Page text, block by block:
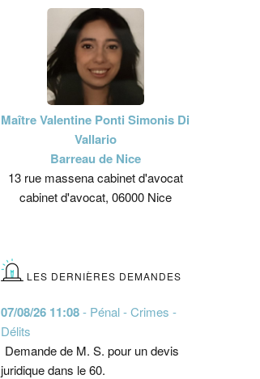
Maître Valentine Ponti Simonis Di
Vallario
Barreau de Nice
13 rue massena cabinet d'avocat
cabinet d'avocat, 06000 Nice
LES DERNIÈRES DEMANDES
07/08/26 11:08- Pénal - Crimes -
Délits
Demande de M. S. pour un devis
juridique dans le 60.